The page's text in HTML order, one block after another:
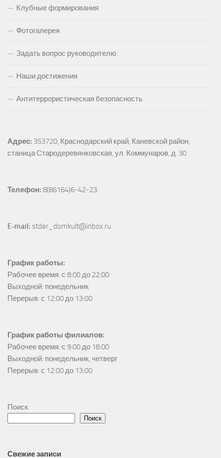
Клубные формирования
Фотогалерея
Задать вопрос руководителю
Наши достижения
Антитеррористическая безопасность
Адрес: 353720, Краснодарский край, Каневской район,
станица Стародеревянковская, ул. Коммунаров, д. 30
Телефон: 8(86164)6-42-23
E-mail: stder_domkult@inbox.ru
График работы:
Рабочее время: с 8:00 до 22:00
Выходной: понедельник
Перерыв: с 12:00 до 13:00
График работы филиалов:
Рабочее время: с 9:00 до 18:00
Выходной: понедельник, четверг
Перерыв: с 12:00 до 13:00
Поиск
Поиск
Свежие записи